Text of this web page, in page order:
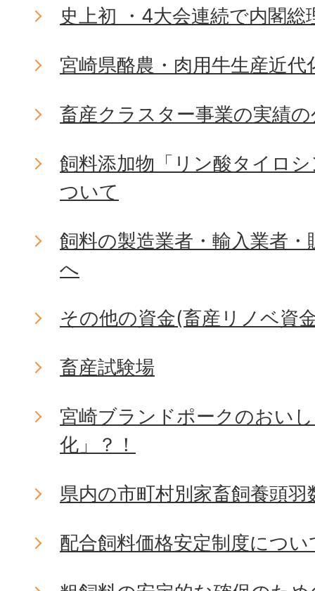
史上初 ・4大会連続で内閣総
宮崎県酪農・肉用牛生産近
畜産クラスター事業の実績
飼料添加物「リン酸タイロ
ついて
飼料の製造業者・輸入業者
へ
その他の資金(畜産リノベ資
畜産試験場
宮崎ブランドポークのおい
化」？！
県内の市町村別家畜飼養頭
配合飼料価格安定制度につい